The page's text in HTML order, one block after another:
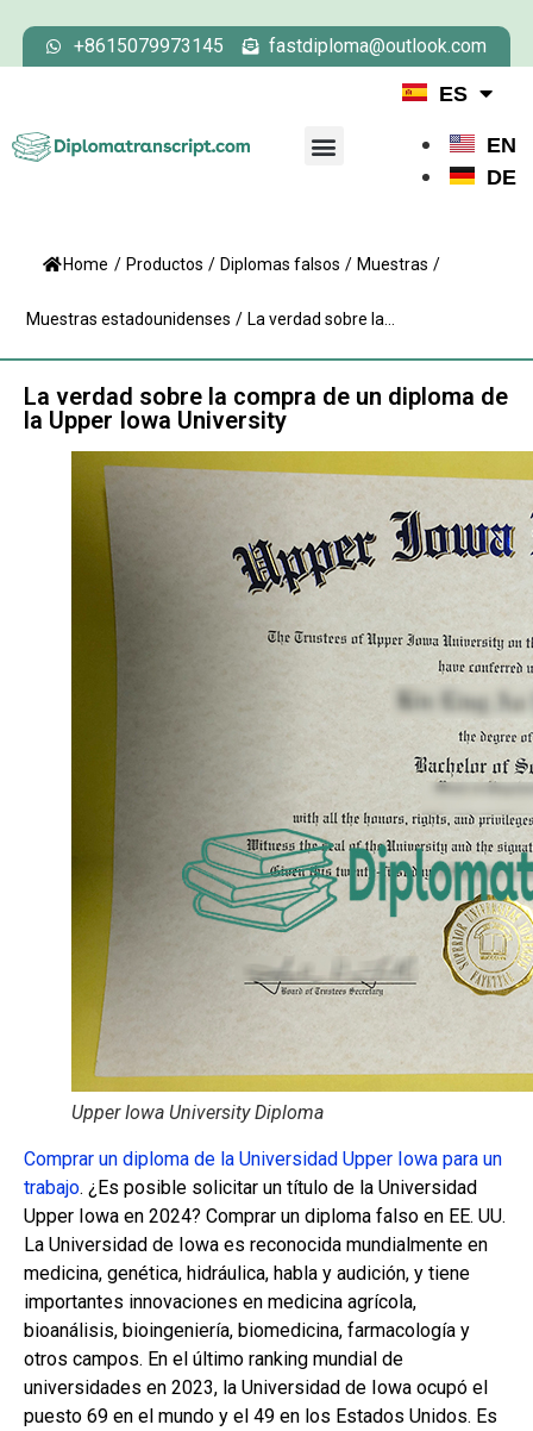
+8615079973145 fastdiploma@outlook.com
ES
EN
DE
Home / Productos / Diplomas falsos / Muestras /
Muestras estadounidenses / La verdad sobre la...
La verdad sobre la compra de un diploma de
la Upper Iowa University
Upper Iowa University Diploma
Comprar un diploma de la Universidad Upper Iowa para un
trabajo. ¿Es posible solicitar un título de la Universidad
Upper Iowa en 2024? Comprar un diploma falso en EE. UU.
La Universidad de Iowa es reconocida mundialmente en
medicina, genética, hidráulica, habla y audición, y tiene
importantes innovaciones en medicina agrícola,
bioanálisis, bioingeniería, biomedicina, farmacología y
otros campos. En el último ranking mundial de
universidades en 2023, la Universidad de Iowa ocupó el
puesto 69 en el mundo y el 49 en los Estados Unidos. Es